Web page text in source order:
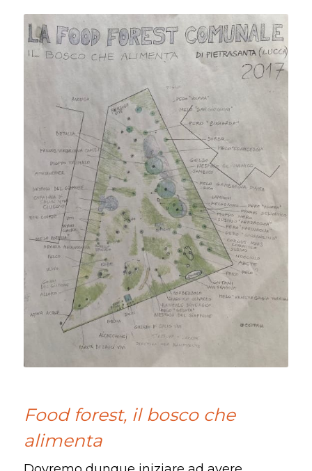
Food forest, il bosco che
alimenta